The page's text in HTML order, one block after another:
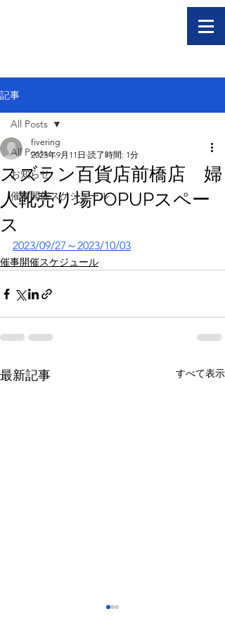
記事
All Posts
お知らせ
催事開催スケジュール
All Posts
スズラン百貨店前橋店 婦
人靴売り場POPUPスペー
ス
fivering
2023年9月11日 読了時間: 1分
2023/09/27～2023/10/03
催事開催スケジュール
最新記事 すべて表示